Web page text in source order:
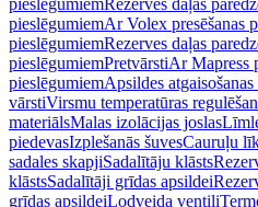
pieslēgumiemRezerves daļas
pieslēgumiemAr Volex presēšanas
pieslēgumiemRezerves daļas
pieslēgumiemPretvārstiAr Mapress
pieslēgumiemApsildes atgaisošanas
vārstiVirsmu temperatūras
materiālsMalas izolācijas joslas
piedevasIzplešanās šuvesCauruļu
sadales skapjiSadalītāju klāsts
klāstsSadalītāji grīdas apsildei
grīdas apsildeiLodveida ventiļi